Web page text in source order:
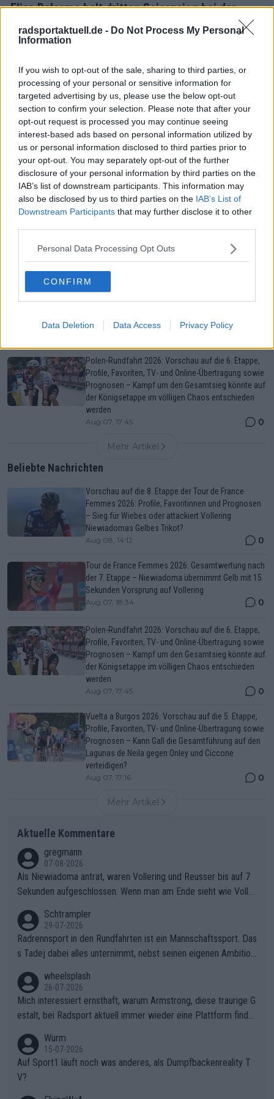
radsportaktuell.de - Do Not Process My Personal
Information
If you wish to opt-out of the sale, sharing to third parties, or
processing of your personal or sensitive information for
targeted advertising by us, please use the below opt-out
section to confirm your selection. Please note that after your
opt-out request is processed you may continue seeing
interest-based ads based on personal information utilized by
us or personal information disclosed to third parties prior to
your opt-out. You may separately opt-out of the further
disclosure of your personal information by third parties on the
IAB’s list of downstream participants. This information may
also be disclosed by us to third parties on the IAB’s List of
Downstream Participants that may further disclose it to other
Personal Data Processing Opt Outs
CONFIRM
Data Deletion Data Access Privacy Policy
Elisa Balsamo holt dritten Saisonsieg bei der
harten Trofeo Alfredo Binda 2024: "Wenn das ein
Traum ist, weck mich nicht auf!"
Mehr Artikel
Gerade In
Vorschau auf die 8. Etappe der Tour de France
Femmes 2026: Profile, Favoritinnen und Prognosen
– Sieg für Wiebes oder attackiert Vollering
Niewiadomas Gelbes Trikot?
Aug 08, 14:12
Medizinischer Bericht und Aufgaben Tour de France
Femmes 2026, Etappe 7 – Anna van der Breggen
steigt aus dem Rennen aus
Sekunden Vorsprung auf Vollering
Aug 07, 18:34
Polen-Rundfahrt 2026: Vorschau auf die 6. Etappe,
Profile, Favoriten, TV- und Online-Übertragung sowie
Prognosen – Kampf um den Gesamtsieg könnte auf
der Königsetappe im völligen Chaos entschieden
werden
Aug 07, 17:45 0
Mehr Artikel
Beliebte Nachrichten
Vorschau auf die 8. Etappe der Tour de France
Femmes 2026: Profile, Favoritinnen und Prognosen
– Sieg für Wiebes oder attackiert Vollering
Niewiadomas Gelbes Trikot?
Aug 08, 14:12 0
Tour de France Femmes 2026: Gesamtwertung nach
der 7. Etappe – Niewiadoma übernimmt Gelb mit 15
Sekunden Vorsprung auf Vollering
Aug 07, 18:34 0
Polen-Rundfahrt 2026: Vorschau auf die 6. Etappe,
Profile, Favoriten, TV- und Online-Übertragung sowie
Prognosen – Kampf um den Gesamtsieg könnte auf
der Königsetappe im völligen Chaos entschieden
werden
Aug 07, 17:45 0
Vuelta a Burgos 2026: Vorschau auf die 5. Etappe,
Profile, Favoriten, TV- und Online-Übertragung sowie
Prognosen – Kann Gall die Gesamtführung auf den
Lagunas de Neila gegen Onley und Ciccone
verteidigen?
Aug 07, 17:16 0
Mehr Artikel
Aktuelle Kommentare
gregmann
07-08-2026
Als Niewiadoma antrat, waren Vollering und Reusser bis auf 7
Sekunden aufgeschlossen. Wenn man am Ende sieht wie Voller
ering die 7 Sekunden zu Niewiadoma nicht geschlossen hat un
d den Abstand hat anwachsen lassen. Ein schwerer taktischer
Fehler, der den Tour Sieg kosten wird.Diese Beobachtung trifft
Zögerlichkeit von Demi Vollering in diesem Moment war das e
ntscheidende Puzzleteil, das Katarzyna Niewiadoma die Tür z
um Gelben Trikot geöffnet hat.Das taktische Dilemma am Mon
t VentouxDie psychologische Falle: Vollering spekulierte in die
ser Phase darauf, dass Marlen Reusser im Gelben Trikot die N
achführarbeit leistet, um ihre Gesamtführung zu verteidigen.De
r Pokereinsatz: Anstatt die verbleibenden 7 Sekunden sofort s
elbst zuzufahren, verließ sich Vollering zu lange auf die Tempo
Schtrampler
29-07-2026
Radrennsport in den Rundfahrten ist ein Mannschaftssport. Das
s Tadej dabei alles unternimmt, nebst seinen eigenen Ambition
ganze Team auch mental stark zu machen und konkret am Erf
olg teilzuhaben, ist ihm ganz hoch anzurechnen. Das ist ein Zei
chen weit über den Radsport hinaus.
wheelsplash
26-07-2026
Mich interessiert ernsthaft, warum Armstrong, diese traurige G
estalt, bei Radsport aktuell immer wieder eine Plattform finde
Wurm
15-07-2026
Auf Sport1 läuft noch was anderes, als Dumpfbackenreality T
V?